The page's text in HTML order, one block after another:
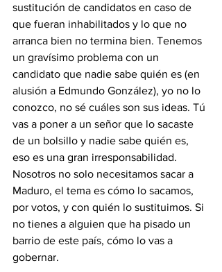
sustitución de candidatos en caso de
que fueran inhabilitados y lo que no
arranca bien no termina bien. Tenemos
un gravísimo problema con un
candidato que nadie sabe quién es (en
alusión a Edmundo González), yo no lo
conozco, no sé cuáles son sus ideas. Tú
vas a poner a un señor que lo sacaste
de un bolsillo y nadie sabe quién es,
eso es una gran irresponsabilidad.
Nosotros no solo necesitamos sacar a
Maduro, el tema es cómo lo sacamos,
por votos, y con quién lo sustituimos. Si
no tienes a alguien que ha pisado un
barrio de este país, cómo lo vas a
gobernar.